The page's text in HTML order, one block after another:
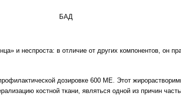
БАД
и неспроста: в отличие от других компонентов, он
дозировке 600 МЕ. Этот
костной ткани, являться одной из причин